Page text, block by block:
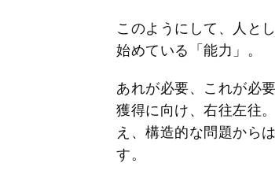
このようにして、人と
始めている「能力」。
あれが必要、これが必
獲得に向け、右往左往
え、構造的な問題から
す。